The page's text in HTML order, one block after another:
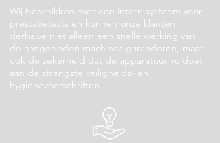
Wij beschikken over een intern systeem voor
prestatietests en kunnen onze klanten
derhalve niet alleen een snelle werking van
de aangeboden machines garanderen, maar
ook de zekerheid dat de apparatuur voldoet
aan de strengste veiligheids- en
hygiënevoorschriften.